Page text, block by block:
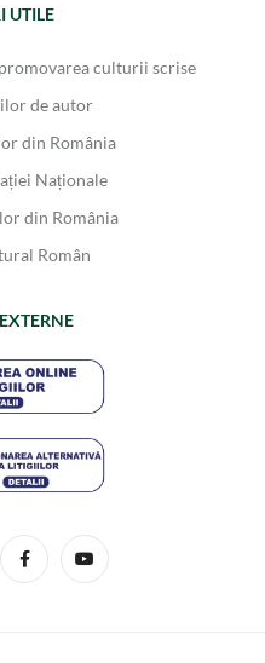
UTILE
culturii scrise
de autor
din România
Naționale
din România
Român